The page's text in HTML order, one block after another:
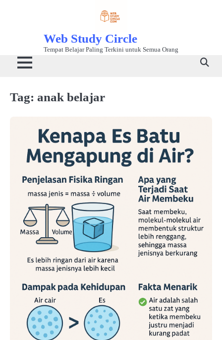
Web Study Circle
Tempat Belajar Paling Terkini untuk Semua Orang
Tag: anak belajar